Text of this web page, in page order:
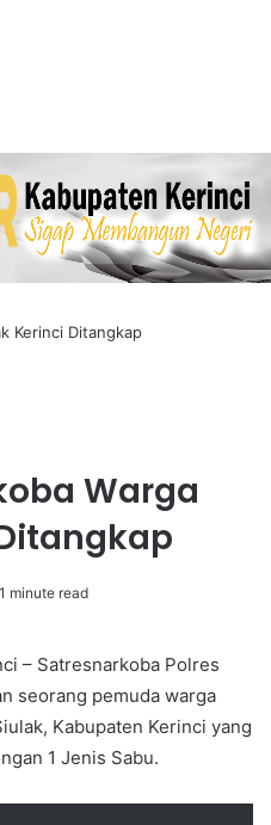
Warga
1 minute read
– Satresnarkoba Polres
seorang pemuda warga
Kabupaten Kerinci yang
1 Jenis Sabu.